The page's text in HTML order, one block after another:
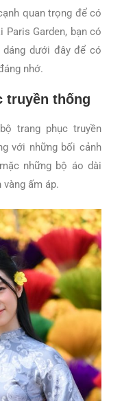
quan trọng để có
Paris Garden, bạn có
dưới đây để có
nhớ.
truyền thống
trang phục truyền
với những bối cảnh
những bộ áo dài
ấm áp.